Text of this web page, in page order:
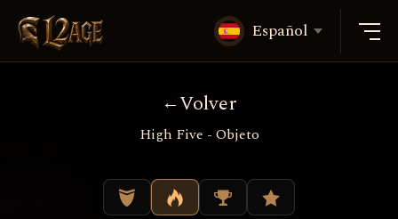
Español
Volver
High Five - Objeto